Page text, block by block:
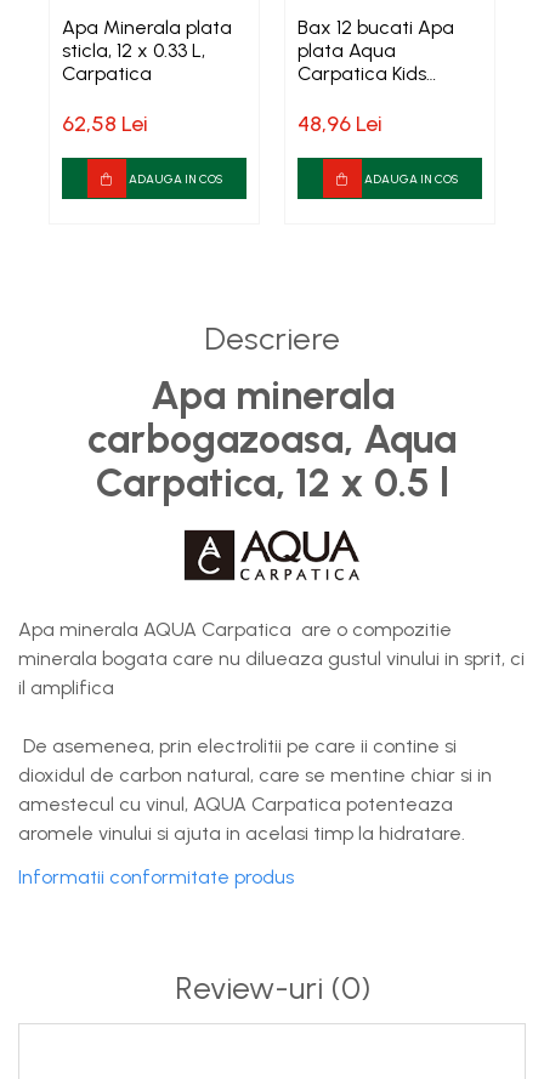
Baterii, acumulatori si
incarcatoare
Apa Minerala plata
sticla, 12 x 0.33 L,
Carpatica
62,58 Lei
ADAUGA IN COS
Bax 12 bucati Apa
plata Aqua
Carpatica Kids
48,96 Lei
ADAUGA IN COS
Descriere
Apa minerala
carbogazoasa, Aqua
Carpatica, 12 x 0.5 l
Apa minerala AQUA Carpatica are o compozitie
minerala bogata care nu dilueaza gustul vinului in sprit, ci
il amplifica
De asemenea, prin electrolitii pe care ii contine si
dioxidul de carbon natural, care se mentine chiar si in
amestecul cu vinul, AQUA Carpatica potenteaza
aromele vinului si ajuta in acelasi timp la hidratare.
Informatii conformitate produs
Review-uri (0)